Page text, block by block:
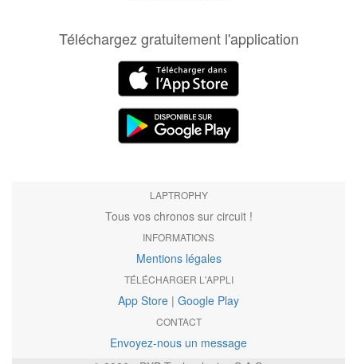
Téléchargez gratuitement l'application
LAPTROPHY
Tous vos chronos sur circuit !
INFORMATIONS
Mentions légales
TÉLÉCHARGER L'APPLI
App Store | Google Play
CONTACT
Envoyez-nous un message